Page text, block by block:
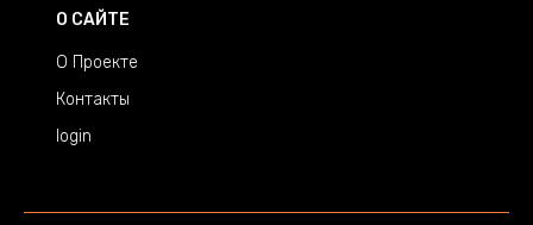
О САЙТЕ
О Проекте
Контакты
login